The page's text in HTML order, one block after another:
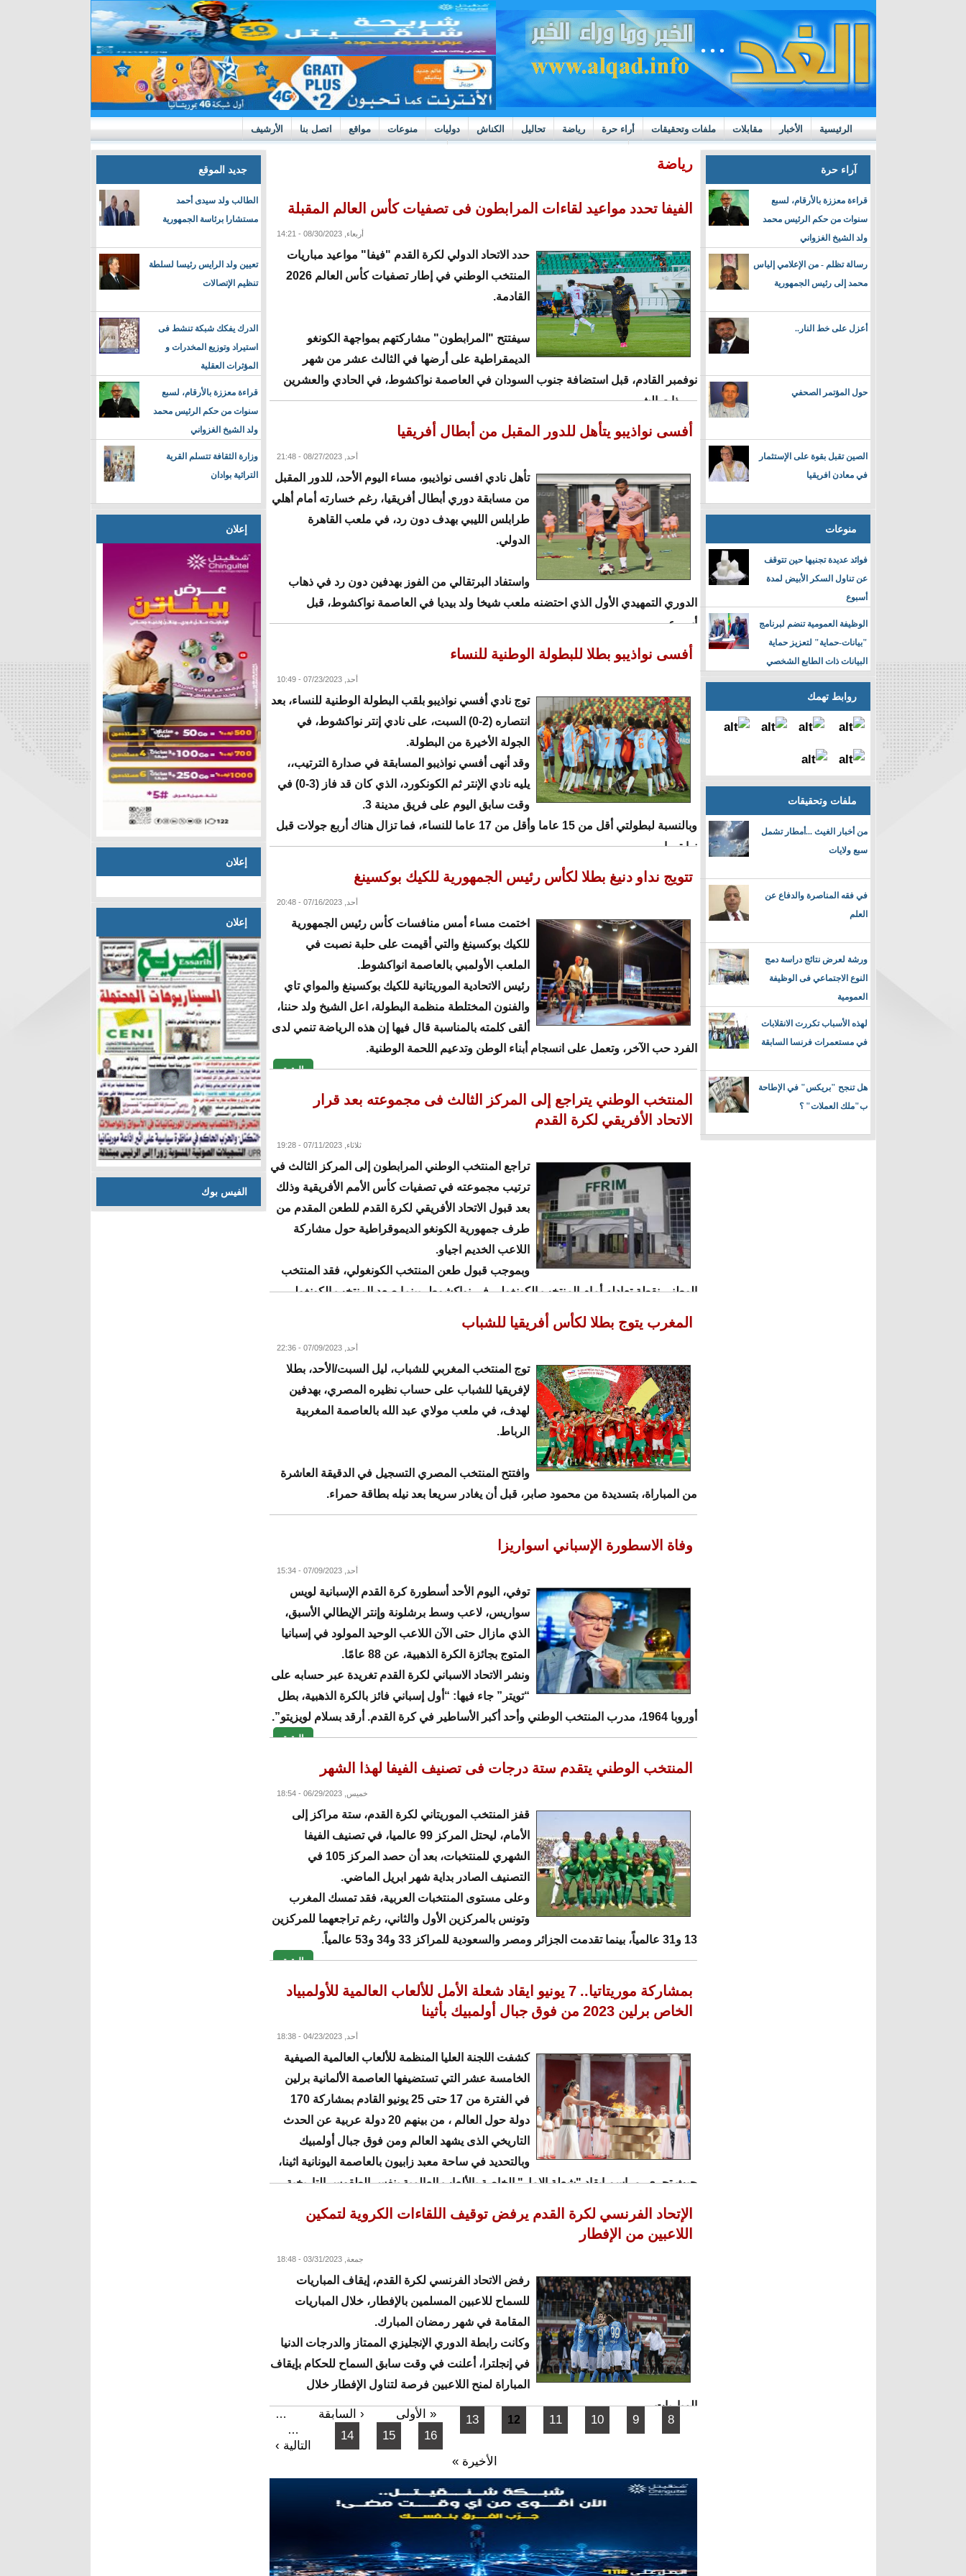
الرئيسية الأخبار مقابلات ملفات وتحقيقات أراء حرة رياضة تحاليل الكناش دوليات منوعات مواقع اتصل بنا الأرشيف
https://m.youtube.com/watch?v=GN10qW4W4hQ
آراء حرة
قراءة معززة بالأرقام، لسبع
سنوات من حكم الرئيس محمد
ولد الشيخ الغزواني
رسالة تظلم - من الإعلامي إلياس
محمد إلى رئيس الجمهورية
أعزل على خط النار..
حول المؤتمر الصحفي
الصين تقبل بقوة على الإستثمار
في معادن افريقيا
منوعات
فوائد عديدة تجنيها حين تتوقف
عن تناول السكر الأبيض لمدة
أسبوع
الوظيفة العمومية تنضم لبرنامج
"بيانات-حماية" لتعزيز حماية
البيانات ذات الطابع الشخصي
روابط تهمك
ملفات وتحقيقات
من أخبار الغيث ...أمطار تشمل
سبع ولايات
في فقه المناصرة والدفاع عن
العلم
ورشة لعرض نتائج دراسة دمج
النوع الاجتماعي فى الوظيفة
العمومية
لهذه الأسباب تكررت الانقلابات
في مستعمرات فرنسا السابقة
هل تنجح "بريكس" في الإطاحة
ب"ملك العملات" ؟
رياضة
الفيفا تحدد مواعيد لقاءات المرابطون فى تصفيات كأس العالم المقبلة
أربعاء, 08/30/2023 - 14:21
حدد الاتحاد الدولي لكرة القدم "فيفا" مواعيد مباريات
المنتخب الوطني في إطار تصفيات كأس العالم 2026
القادمة.
سيفتتح "المرابطون" مشاركتهم بمواجهة الكونغو
الديمقراطية على أرضها في الثالث عشر من شهر
نوفمبر القادم، قبل استضافة جنوب السودان في العاصمة نواكشوط، في الحادي والعشرين
من ذات الشهر.
أفسى نواذيبو يتأهل للدور المقبل من أبطال أفريقيا
أحد, 08/27/2023 - 21:48
تأهل نادي افسى نواذيبو، مساء اليوم الأحد، للدور المقبل
من مسابقة دوري أبطال أفريقيا، رغم خسارته أمام أهلي
طرابلس الليبي بهدف دون رد، في ملعب القاهرة
الدولي.
واستفاد البرتقالي من الفوز بهدفين دون رد في ذهاب
الدوري التمهيدي الأول الذي احتضنه ملعب شيخا ولد بيديا في العاصمة نواكشوط، قبل
أسبوع.
أفسى نواذيبو بطلا للبطولة الوطنية للنساء
أحد, 07/23/2023 - 10:49
توج نادي أفسي نواذيبو بلقب البطولة الوطنية للنساء، بعد
انتصاره (2-0) السبت، على نادي إنتر نواكشوط، في
الجولة الأخيرة من البطولة.
وقد أنهى أفسي نواذيبو المسابقة في صدارة الترتيب،،
يليه نادي الإنتر ثم الكونكورد، الذي كان قد فاز (3-0) في
وقت سابق اليوم على فريق مدينة 3.
وبالنسبة لبطولتي أقل من 15 عاما وأقل من 17 عاما للنساء، فما تزال هناك أربع جولات قبل
نهايتهما.
تتويج نداو دنيغ بطلا لكأس رئيس الجمهورية للكيك بوكسينغ
أحد, 07/16/2023 - 20:48
اختمت مساء أمس منافسات كأس رئيس الجمهورية
للكيك بوكسينغ والتي أقيمت على حلبة نصبت في
الملعب الأولمبي بالعاصمة انواكشوط.
رئيس الاتحادية الموريتانية للكيك بوكسينغ والمواي تاي
والفنون المختلطة منظمة البطولة، اعل الشيخ ولد حننا،
ألقى كلمته بالمناسبة قال فيها إن هذه الرياضة تنمي لدى
الفرد حب الآخر، وتعمل على انسجام أبناء الوطن وتدعيم اللحمة الوطنية.
البقية
المنتخب الوطني يتراجع إلى المركز الثالث فى مجموعته بعد قرار
الاتحاد الأفريقي لكرة القدم
ثلاثاء, 07/11/2023 - 19:28
تراجع المنتخب الوطني المرابطون إلى المركز الثالث في
ترتيب مجموعته في تصفيات كأس الأمم الأفريقية وذلك
بعد قبول الاتحاد الأفريقي لكرة القدم للطعن المقدم من
طرف جمهورية الكونغو الديموقراطية حول مشاركة
اللاعب الخديم اجياو.
وبموجب قبول طعن المنتخب الكونغولي، فقد المنتخب
الوطني نقطة تعادله أمام المنتخب الكونغولي في نواكشوط، بينما صعد المنتخب الكونغولي
لصدارة المجموعة برصيد تسع نقاط.
البقية
المغرب يتوج بطلا لكأس أفريقيا للشباب
أحد, 07/09/2023 - 22:36
توج المنتخب المغربي للشباب، ليل السبت/الأحد، بطلا
لإفريقيا للشباب على حساب نظيره المصري، بهدفين
لهدف، في ملعب مولاي عبد الله بالعاصمة المغربية
الرباط.
وافتتح المنتخب المصري التسجيل في الدقيقة العاشرة
من المباراة، بتسديدة من محمود صابر، قبل أن يغادر سريعا بعد نيله بطاقة حمراء.
الشباك المصرية بعد تمريرة رائعة لزميله بلال خنوس.
البقية
وفاة الاسطورة الإسباني اسواريزا
أحد, 07/09/2023 - 15:34
توفي، اليوم الأحد أسطورة كرة القدم الإسبانية لويس
سواريس، لاعب وسط برشلونة وإنتر الإيطالي الأسبق،
الذي مازال حتى الآن اللاعب الوحيد المولود في إسبانيا
المتوج بجائزة الكرة الذهبية، عن 88 عامًا.
ونشر الاتحاد الاسباني لكرة القدم تغريدة عبر حسابه على
“تويتر” جاء فيها: “أول إسباني فائز بالكرة الذهبية، بطل
أوروبا 1964، مدرب المنتخب الوطني وأحد أكبر الأساطير في كرة القدم. أرقد بسلام لويزيتو”.
البقية
المنتخب الوطني يتقدم ستة درجات فى تصنيف الفيفا لهذا الشهر
خميس, 06/29/2023 - 18:54
قفز المنتخب الموريتاني لكرة القدم، ستة مراكز إلى
الأمام، ليحتل المركز 99 عالميا، في تصنيف الفيفا
الشهري للمنتخبات، بعد أن حصد المركز 105 في
التصنيف الصادر بداية شهر ابريل الماضي.
وعلى مستوى المنتخبات العربية، فقد تمسك المغرب
وتونس بالمركزين الأول والثاني، رغم تراجعهما للمركزين
13 و31 عالمياً، بينما تقدمت الجزائر ومصر والسعودية للمراكز 33 و34 و53 عالمياً.
البقية
بمشاركة موريتاتيا.. 7 يونيو ايقاد شعلة الأمل للألعاب العالمية للأولمبياد
الخاص برلين 2023 من فوق جبال أولمبيك بأثينا
أحد, 04/23/2023 - 18:38
كشفت اللجنة العليا المنظمة للألعاب العالمية الصيفية
الخامسة عشر التي تستضيفها العاصمة الألمانية برلين
في الفترة من 17 حتى 25 يونيو القادم بمشاركة 170
دولة حول العالم ، من بينهم 20 دولة عربية عن الحدث
التاريخي الذى يشهد العالم ومن فوق جبال أولمبيك
وبالتحديد في ساحة معبد زابيون بالعاصمة اليونانية اثينا،
حيث تجري مراسم ايقاد "شعلة الامل" الخاصة بالألعاب العالمية بنفس الطقوس التاريخية
الإتحاد الفرنسي لكرة القدم يرفض توقيف اللقاءات الكروية لتمكين
اللاعبين من الإفطار
جمعة, 03/31/2023 - 18:48
رفض الاتحاد الفرنسي لكرة القدم، إيقاف المباريات
للسماح للاعبين المسلمين بالإفطار، خلال المباريات
المقامة في شهر رمضان المبارك.
وكانت رابطة الدوري الإنجليزي الممتاز والدرجات الدنيا
في إنجلترا، أعلنت في وقت سابق السماح للحكام بإيقاف
المباراة لمنح اللاعبين فرصة لتناول الإفطار خلال
المباريات.
الصفحات « الأولى ‹ السابقة … 8
9
10
11
12
13
14
15 16
…
التالية ›
الأخيرة »
جديد الموقع
الطالب ولد سيدى أحمد
مستشارا برئاسة الجمهورية
تعيين ولد الرايس رئيسا لسلطة
تنظيم الإتصالات
الدرك يفكك شبكة تنشط فى
استيراد وتوزيع المخدرات و
المؤثرات العقلية
قراءة معززة بالأرقام، لسبع
سنوات من حكم الرئيس محمد
ولد الشيخ الغزواني
وزارة الثقافة تتسلم القرية
التراثية بوادان
إعلان
إعلان
إعلان
الفيس بوك